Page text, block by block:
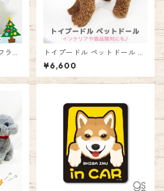
ラー
クロ
男
コス
トイプードル ペットドール ト
ルソードール モノトーン マネ
キン 犬 ドッグ モデル 撮影 ペ
ット用品撮影 インテリア ぬ
ミリースタイル emilystyle 8
¥6,600